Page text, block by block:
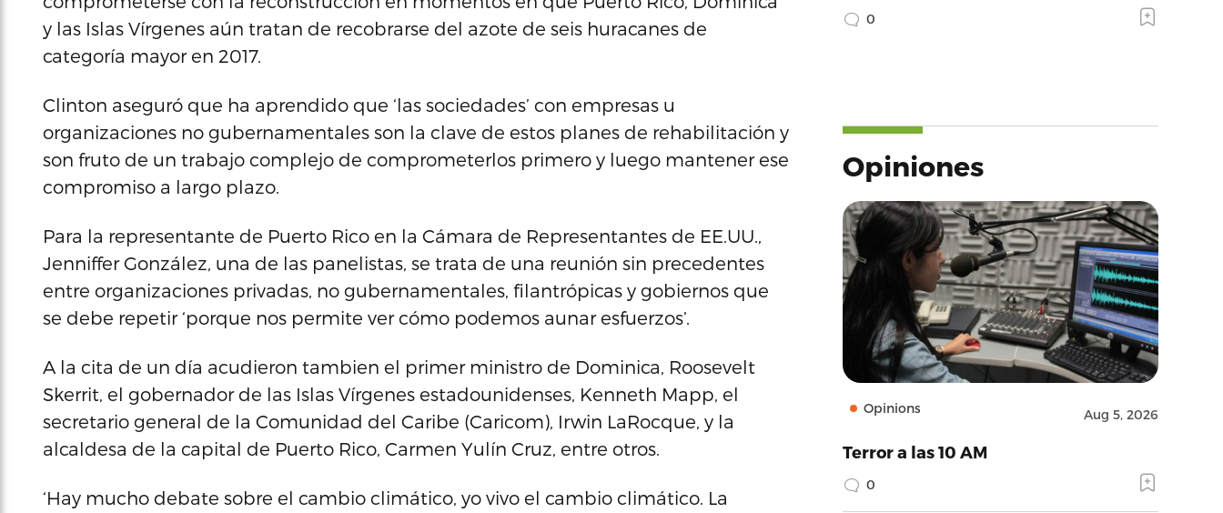
y las Islas Vírgenes aún tratan de recobrarse del azote de seis huracanes de
categoría mayor en 2017.
Clinton aseguró que ha aprendido que ‘las sociedades’ con empresas u
organizaciones no gubernamentales son la clave de estos planes de rehabilitación y
son fruto de un trabajo complejo de comprometerlos primero y luego mantener ese
compromiso a largo plazo.
Para la representante de Puerto Rico en la Cámara de Representantes de EE.UU.,
Jenniffer González, una de las panelistas, se trata de una reunión sin precedentes
entre organizaciones privadas, no gubernamentales, filantrópicas y gobiernos que
se debe repetir ‘porque nos permite ver cómo podemos aunar esfuerzos’.
A la cita de un día acudieron tambien el primer ministro de Dominica, Roosevelt
Skerrit, el gobernador de las Islas Vírgenes estadounidenses, Kenneth Mapp, el
secretario general de la Comunidad del Caribe (Caricom), Irwin LaRocque, y la
alcaldesa de la capital de Puerto Rico, Carmen Yulín Cruz, entre otros.
‘Hay mucho debate sobre el cambio climático, yo vivo el cambio climático. La
0
Opiniones
Opinions Aug 5, 2026
Terror a las 10 AM
0